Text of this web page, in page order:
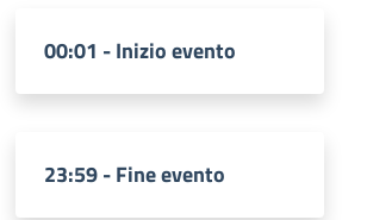
00:01 - Inizio evento
23:59 - Fine evento